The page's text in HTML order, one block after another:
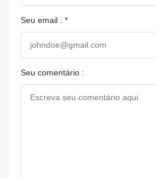
Seu email : *
Seu comentário :